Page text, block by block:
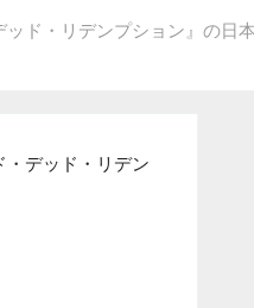
ド・リデンプション』の日
・デッド・リデン